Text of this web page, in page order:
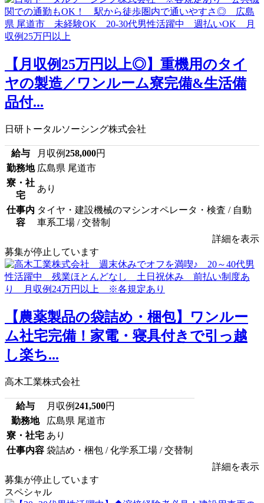
【月収例25万円以上◎】重機用のタイ
ヤの製造／ワンルーム寮完備&生活備
品付...
日研トータルソーシング株式会社
給与 月収例258,000円
勤務地 広島県 尾道市
寮・社
宅
あり
仕事内
容
タイヤ・建設機械のマシンオペレータ・検査 / 自動
車系工場 / 交替制
詳細を表示
募集が停止しています
【農薬製品の袋詰め・梱包】ワンルー
ム社宅完備！家電・寝具付きで引っ越
し楽ち...
高木工業株式会社
給与 月収例241,500円
勤務地
広島県 尾道市
寮・社宅 あり
仕事内容 袋詰め・梱包 / 化学系工場 / 交替制
詳細を表示
募集が停止しています
スペシャル